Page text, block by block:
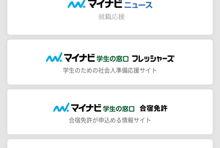
学生のための社会人準備応援サイト
合宿免許が申込める情報サイト